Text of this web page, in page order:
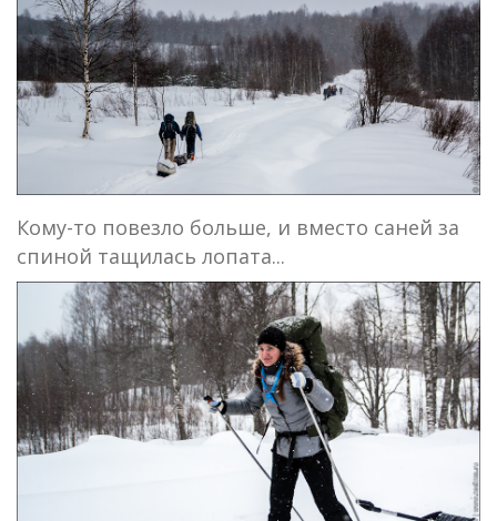
Кому-то повезло больше, и вместо саней за
спиной тащилась лопата...